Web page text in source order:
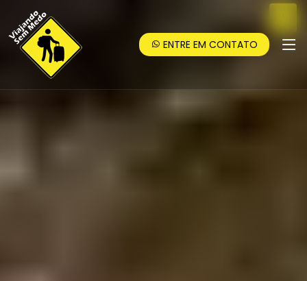
ENTRE EM CONTATO